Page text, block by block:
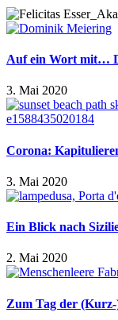
Auf ein Wort mit…
3. Mai 2020
Corona:
3. Mai 2020
Ein Blick nach
2. Mai 2020
Zum Tag der